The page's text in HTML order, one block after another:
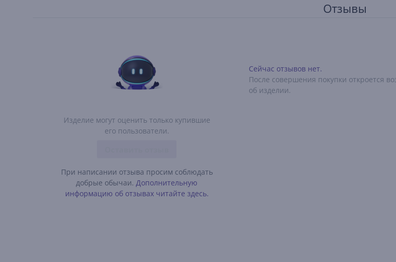
Отзывы
Изделие могут оценить только купившие
его пользователи.
При написании отзыва просим соблюдать
добрые обычаи.Дополнительную
информацию об отзывах читайте здесь.
Сейчас отзывов нет.
После совершения покупки откроется
об изделии.